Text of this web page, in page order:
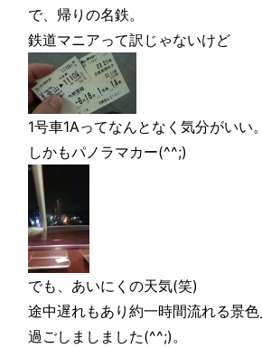
で、帰りの名鉄。
鉄道マニアって訳じゃないけど
1号車1Aってなんとなく気分がいい。
しかもパノラマカー(^^;)
でも、あいにくの天気(笑)
途中遅れもあり約一時間流れる景
過ごしましました(^^;)。